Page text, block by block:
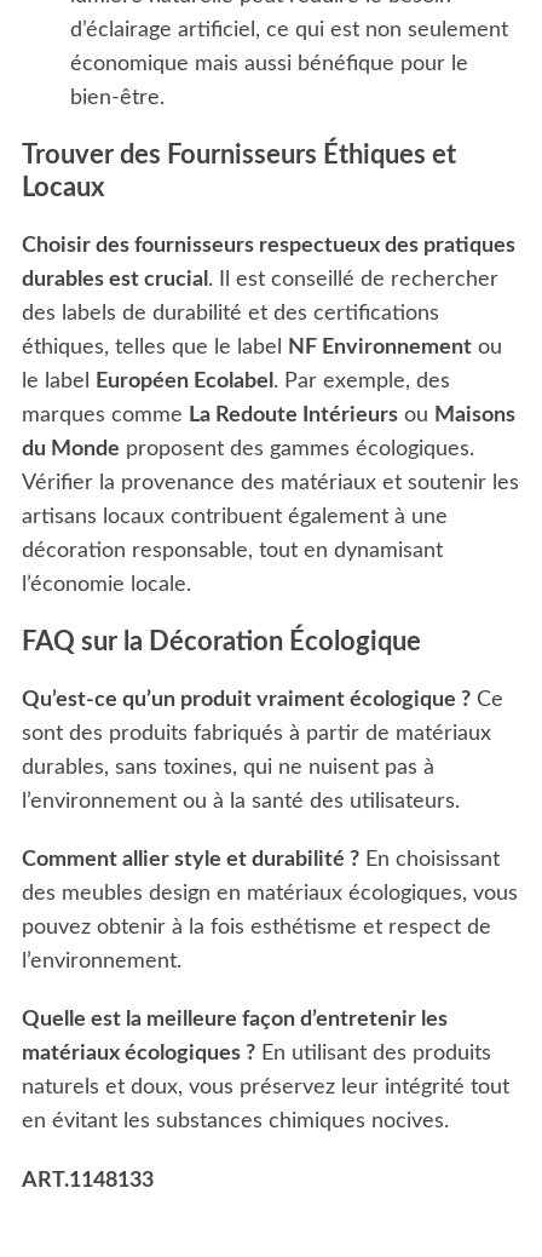
d’éclairage artificiel, ce qui est non seulement
économique mais aussi bénéfique pour le
bien-être.
Trouver des Fournisseurs Éthiques et
Locaux
Choisir des fournisseurs respectueux des pratiques
durables est crucial . Il est conseillé de rechercher
des labels de durabilité et des certifications
éthiques, telles que le label
NF Environnementou
le label
Européen Ecolabel . Par exemple, des
marques comme La Redoute Intérieursou Maisons
du Monde proposent des gammes écologiques.
Vérifier la provenance des matériaux et soutenir les
artisans locaux contribuent également à une
décoration responsable, tout en dynamisant
l’économie locale.
FAQ sur la Décoration Écologique
Qu’est-ce qu’un produit vraiment écologique ?Ce
sont des produits fabriqués à partir de matériaux
durables, sans toxines, qui ne nuisent pas à
l’environnement ou à la santé des utilisateurs.
Comment allier style et durabilité ?En choisissant
des meubles design en matériaux écologiques, vous
pouvez obtenir à la fois esthétisme et respect de
l’environnement.
Quelle est la meilleure façon d’entretenir les
matériaux écologiques ?En utilisant des produits
naturels et doux, vous préservez leur intégrité tout
en évitant les substances chimiques nocives.
ART.1148133